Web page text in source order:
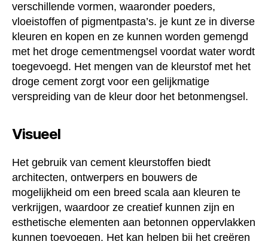
verschillende vormen, waaronder poeders,
vloeistoffen of pigmentpasta’s. je kunt ze in diverse
kleuren en kopen en ze kunnen worden gemengd
met het droge cementmengsel voordat water wordt
toegevoegd. Het mengen van de kleurstof met het
droge cement zorgt voor een gelijkmatige
verspreiding van de kleur door het betonmengsel.
Visueel
Het gebruik van cement kleurstoffen biedt
architecten, ontwerpers en bouwers de
mogelijkheid om een breed scala aan kleuren te
verkrijgen, waardoor ze creatief kunnen zijn en
esthetische elementen aan betonnen oppervlakken
kunnen toevoegen. Het kan helpen bij het creëren